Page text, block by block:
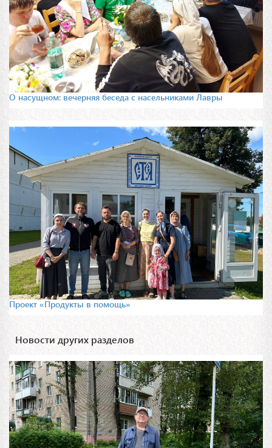
О насущном: вечерняя беседа с насельниками Лавры
Проект «Продукты в помощь»
Новости других разделов